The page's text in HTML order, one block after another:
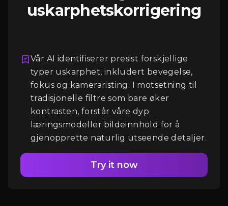
uskarphetskorrigering
Vår AI identifiserer presist forskjellige
typer uskarphet, inkludert bevegelse,
fokus og kameraristing. I motsetning til
tradisjonelle filtre som bare øker
kontrasten, forstår våre dyp
læringsmodeller bildeinnhold for å
gjenopprette naturlig utseende detaljer.
Try it now
Logg Inn